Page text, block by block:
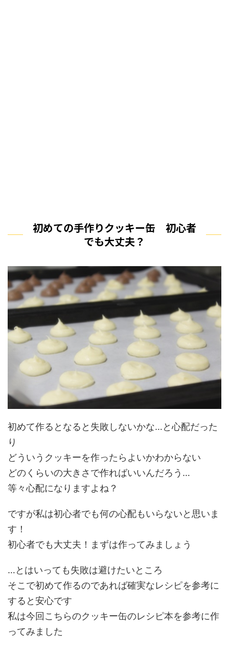
初めての手作りクッキー缶 初心者
でも大丈夫？
初めて作るとなると失敗しないかな…と心配だった
り
どういうクッキーを作ったらよいかわからない
どのくらいの大きさで作ればいいんだろう…
等々心配になりますよね？
ですが私は初心者でも何の心配もいらないと思いま
す！
初心者でも大丈夫！まずは作ってみましょう
…とはいっても失敗は避けたいところ
そこで初めて作るのであれば確実なレシピを参考に
すると安心です
私は今回こちらのクッキー缶のレシピ本を参考に作
ってみました